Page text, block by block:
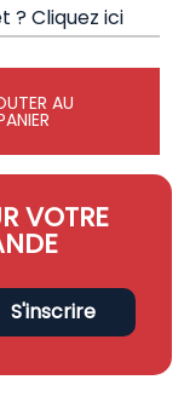
?Cliquez ici
AU
VOTRE
S'inscrire